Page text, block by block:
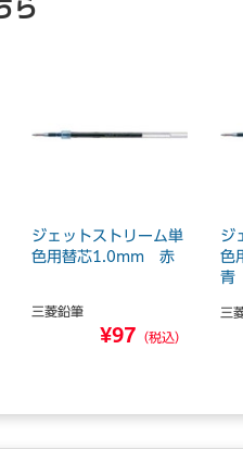
ら
ジェットストリーム単
色用替芯1.0mm 赤
三菱鉛筆
¥97 （税込）
ジ
色
青
三